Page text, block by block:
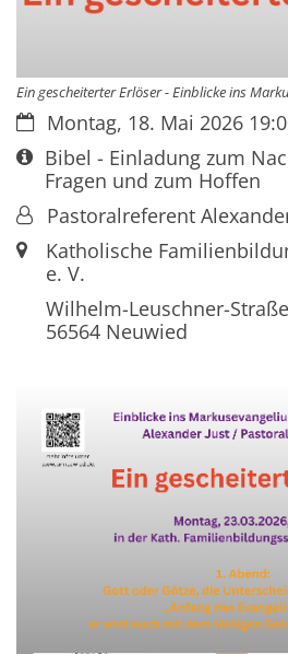
Ein gescheiterter Erlöser - Einblicke ins
Datum:Montag, 18. Mai 2026
Art bzw. Nummer:
Bibel - Einladung zum
Fragen und zum Hoffen
Von:Pastoralreferent
Ort:Katholische
e. V.
Wilhelm-Leuschner-
56564Neuwied